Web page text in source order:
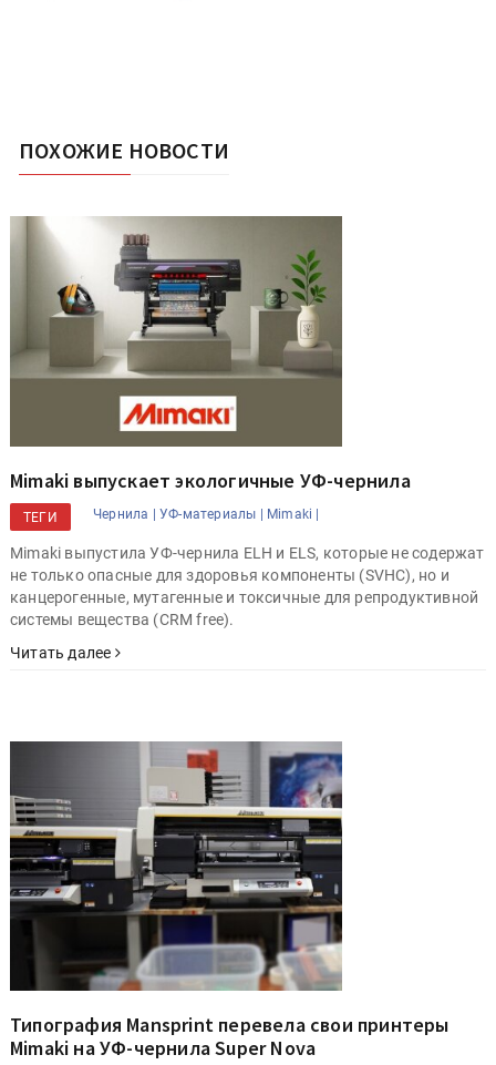
ПОХОЖИЕ НОВОСТИ
Mimaki выпускает экологичные УФ-чернила
ТЕГИ Чернила | УФ-материалы | Mimaki |
Mimaki выпустила УФ-чернила ELH и ELS, которые не содержат
не только опасные для здоровья компоненты (SVHC), но и
канцерогенные, мутагенные и токсичные для репродуктивной
системы вещества (CRM free).
Читать далее
Типография Mansprint перевела свои принтеры
Mimaki на УФ-чернила Super Nova